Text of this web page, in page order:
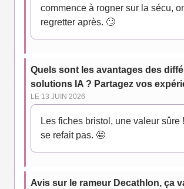
commence à rogner sur la sécu,
regretter après. 🙄
Quels sont les avantages des
solutions IA ? Partagez vos
LE 13 JUIN 2026
Les fiches bristol, une valeur sûre
se refait pas. 🤩
Avis sur le rameur Decathlon, ça